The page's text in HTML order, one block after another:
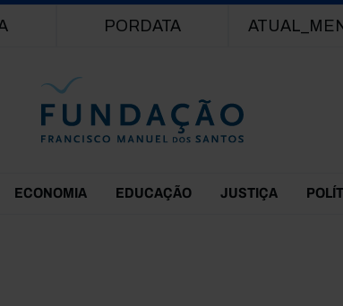
PORDATA
ECONOMIA EDUCAÇÃO JUSTIÇA